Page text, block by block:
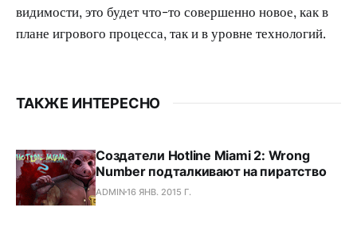
видимости, это будет что-то совершенно новое, как в
плане игрового процесса, так и в уровне технологий.
ТАКЖЕ ИНТЕРЕСНО
Создатели Hotline Miami 2: Wrong
Number подталкивают на пиратство
ADMIN16 ЯНВ. 2015 Г.